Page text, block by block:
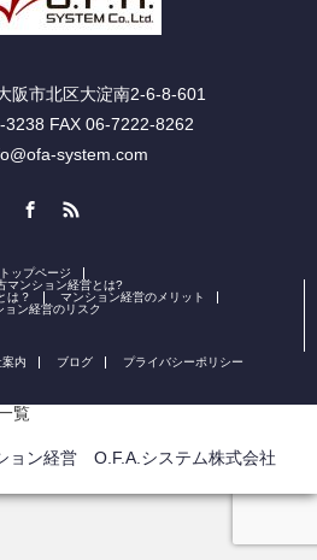
市北区大淀南2-6-8-601
3238 FAX 06-7222-8262
system.com
トップページ
マンション経営とは?
は？
マンション経営のメリット
ョン経営のリスク
内 ブログ プライバシーポリシー
覧
セミナー申込・お問い合わせ
ョン経営 O.F.A.システム株式会社